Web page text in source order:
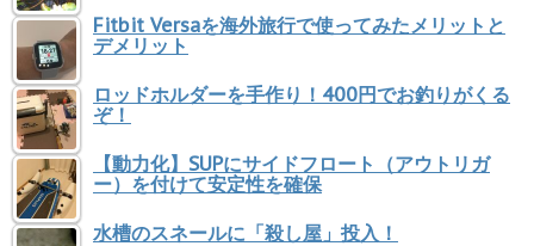
Fitbit Versaを海外旅行で使ってみたメリットと
デメリット
ロッドホルダーを手作り！400円でお釣りがくる
ぞ！
【動力化】SUPにサイドフロート（アウトリガ
ー）を付けて安定性を確保
水槽のスネールに「殺し屋」投入！